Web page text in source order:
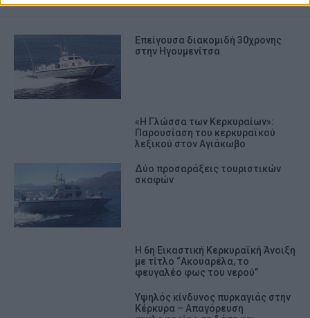
Επείγουσα διακομιδή 30χρονης
στην Ηγουμενίτσα
«Η Γλώσσα των Κερκυραίων»:
Παρουσίαση του κερκυραϊκού
λεξικού στον Αγιάκωβο
Δύο προσαράξεις τουριστικών
σκαφών
Η 6η Εικαστική Κερκυραϊκή Άνοιξη
με τίτλο “Ακουαρέλα, το
φευγαλέο φως του νερού”
Υψηλός κίνδυνος πυρκαγιάς στην
Κέρκυρα – Απαγόρευση